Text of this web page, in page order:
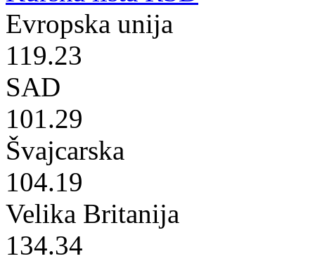
Evropska unija
119.23
SAD
101.29
Švajcarska
104.19
Velika Britanija
134.34